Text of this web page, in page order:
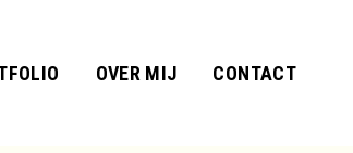
OVER MIJ CONTACT